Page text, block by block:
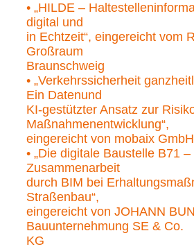
• „HILDE –
digital und
in Echtzeit“, eingereicht vom
Großraum
Braunschweig
• „Verkehrssicherheit
Ein Datenund
KI-gestützter Ansatz zur
Maßnahmenentwicklung“,
eingereicht von mobaix GmbH
• „Die digitale Baustelle B71
Zusammenarbeit
durch BIM bei
Straßenbau“,
eingereicht von JOHANN
Bauunternehmung SE & Co.
KG